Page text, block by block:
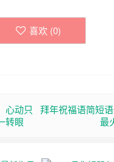
喜欢 (0)
心动只
转眼
拜年祝福语简短
最